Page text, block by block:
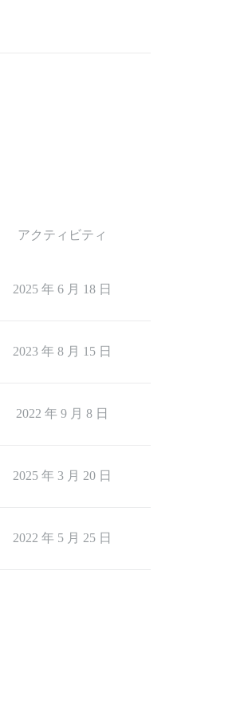
アクティビティ
2025 年 6 月 18 日
2023 年 8 月 15 日
2022 年 9 月 8 日
2025 年 3 月 20 日
2022 年 5 月 25 日